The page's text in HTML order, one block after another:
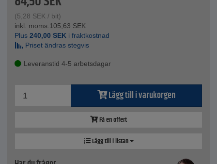
Vikt - 0,18 kg
Färg - silver
(5,28 SEK / bit)
inkl. moms.105,63 SEK
Plus 240,00 SEK i fraktkostnad
Priset ändras stegvis
Leveranstid 4-5 arbetsdagar
Lägg till i varukorgen
Få en offert
Lägg till i listan